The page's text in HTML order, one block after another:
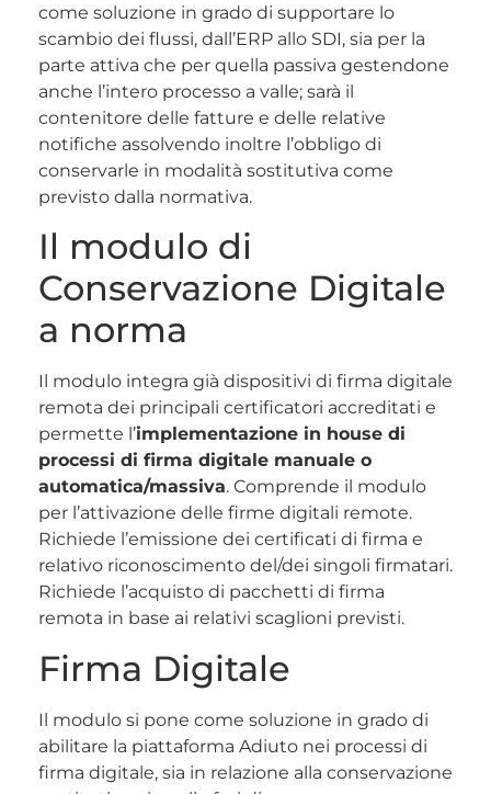
come soluzione in grado di supportare lo
scambio dei flussi, dall’ERP allo SDI, sia per la
parte attiva che per quella passiva gestendone
anche l’intero processo a valle; sarà il
contenitore delle fatture e delle relative
notifiche assolvendo inoltre l’obbligo di
conservarle in modalità sostitutiva come
previsto dalla normativa.
Il modulo di
Conservazione Digitale
a norma
Il modulo integra già dispositivi di firma digitale
remota dei principali certificatori accreditati e
permette l’implementazione in house di
processi di firma digitale manuale o
automatica/massiva. Comprende il modulo
per l’attivazione delle firme digitali remote.
Richiede l’emissione dei certificati di firma e
relativo riconoscimento del/dei singoli firmatari.
Richiede l’acquisto di pacchetti di firma
remota in base ai relativi scaglioni previsti.
Firma Digitale
Il modulo si pone come soluzione in grado di
abilitare la piattaforma Adiuto nei processi di
firma digitale, sia in relazione alla conservazione